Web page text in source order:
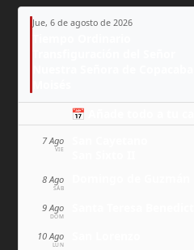
Jue, 6 de agosto de 2026
📅 Añade todo a tu
7 Ago
VIE
8 Ago
SÁB
9 Ago
DOM
10 Ago
LUN